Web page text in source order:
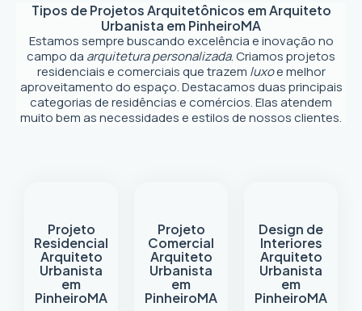
Tipos de Projetos Arquitetônicos emArquiteto
Urbanista em PinheiroMA
Estamos sempre buscando excelência e inovação no
campo da arquitetura personalizada. Criamos projetos
residenciais e comerciais que trazem luxoe melhor
aproveitamento do espaço. Destacamos duas principais
categorias de residências e comércios. Elas atendem
muito bem as necessidades e estilos de nossos clientes.
Projeto
Residencial
Arquiteto
Urbanista
em
PinheiroMA
Projeto
Comercial
Arquiteto
Urbanista
em
PinheiroMA
Design de
Interiores
Arquiteto
Urbanista
em
PinheiroMA